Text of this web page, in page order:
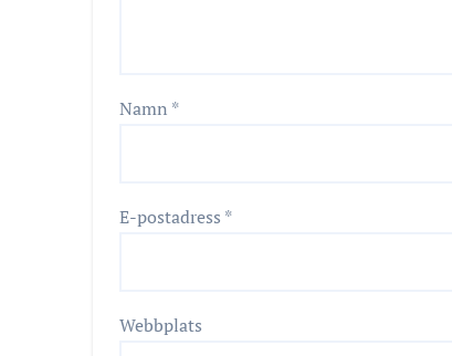
Namn *
E-postadress *
Webbplats